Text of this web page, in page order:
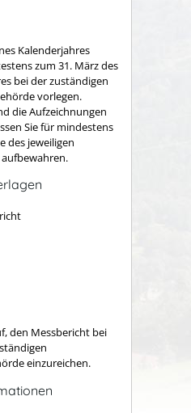
Kalenderjahres
zum 31. März des
bei der zuständigen
vorlegen.
die Aufzeichnungen
Sie für mindestens
des jeweiligen
den Messbericht bei
einzureichen.